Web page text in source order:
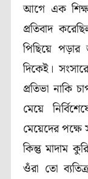
আগে এক
প্রতিবাদ
পিছিয়ে
দিকেই।
প্রতিভা নাকি
মেয়ে
মেয়েদের পক্ষে
কিন্তু মাদাম
ওঁরা তো